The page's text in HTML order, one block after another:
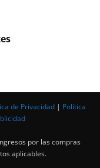
de Privacidad | Política
por las compras
aplicables.